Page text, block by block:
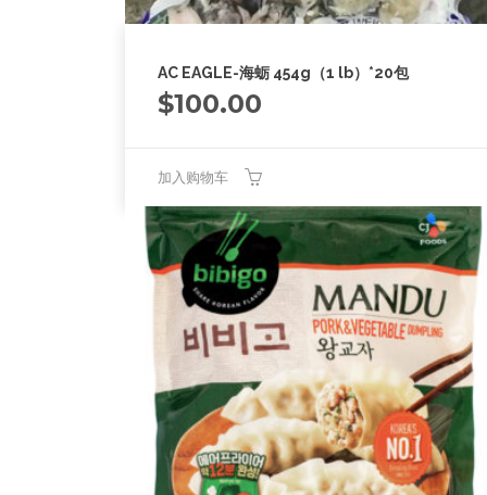
AC EAGLE-海蛎 454g（1 lb）*20包
$100.00
加入购物车